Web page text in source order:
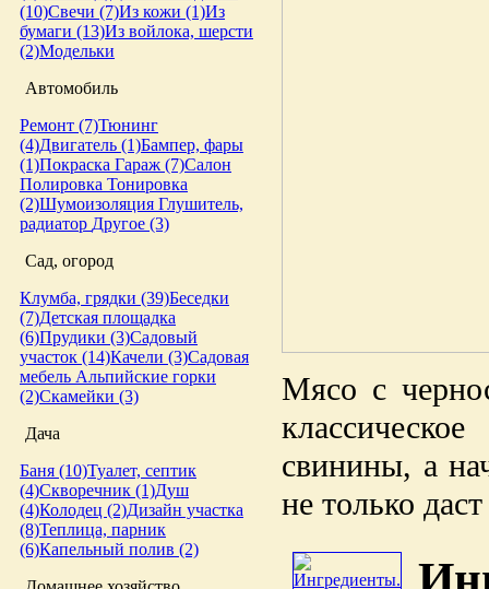
(10)Свечи (7)Из кожи (1)Из
бумаги (13)Из войлока, шерсти
(2)Модельки
Автомобиль
Ремонт (7)Тюнинг
(4)Двигатель (1)Бампер, фары
(1)Покраска Гараж (7)Салон
Полировка Тонировка
(2)Шумоизоляция Глушитель,
радиатор Другое (3)
Сад, огород
Клумба, грядки (39)Беседки
(7)Детская площадка
(6)Прудики (3)Садовый
участок (14)Качели (3)Садовая
мебель Альпийские горки
(2)Скамейки (3)
Дача
Баня (10)Туалет, септик
(4)Скворечник (1)Душ
(4)Колодец (2)Дизайн участка
(8)Теплица, парник
(6)Капельный полив (2)
Мясо с
свинины, а
не только